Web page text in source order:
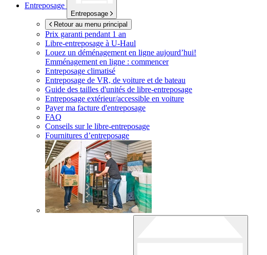
Entreposage
Entreposage
Retour au menu principal
Prix garanti pendant 1 an
Libre-entreposage à U-Haul
Louez un déménagement en ligne aujourd’hui!
Emménagement en ligne : commencer
Entreposage climatisé
Entreposage de VR, de voiture et de bateau
Guide des tailles d'unités de libre-entreposage
Entreposage extérieur/accessible en voiture
Payer ma facture d'entreposage
FAQ
Conseils sur le libre-entreposage
Fournitures d’entreposage